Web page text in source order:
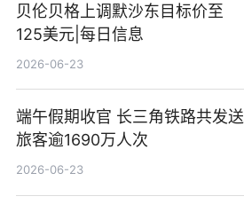
贝伦贝格上调默沙东目标价至
125美元|每日信息
2026-06-23
端午假期收官 长三角铁路共发送
旅客逾1690万人次
2026-06-23